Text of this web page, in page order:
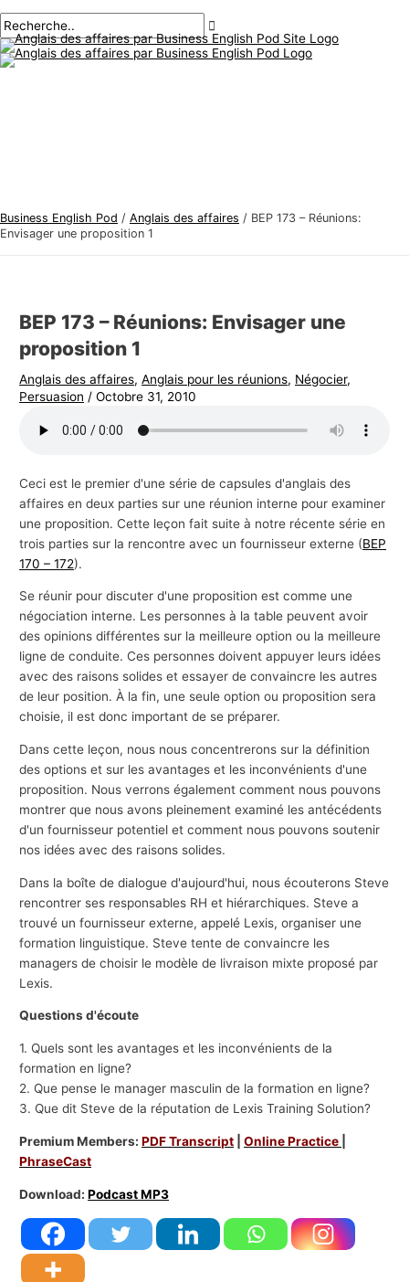
au
contenu
principal
Business English Pod / Anglais des affaires / BEP 173 – Réunions:
Envisager une proposition 1
BEP 173 – Réunions: Envisager une
proposition 1
Anglais des affaires,Anglais pour les réunions, Négocier,
Persuasion /Octobre 31, 2010
Ceci est le premier d'une série de capsules d'anglais des
affaires en deux parties sur une réunion interne pour examiner
une proposition. Cette leçon fait suite à notre récente série en
trois parties sur la rencontre avec un fournisseur externe (BEP
170 – 172).
Se réunir pour discuter d'une proposition est comme une
négociation interne. Les personnes à la table peuvent avoir
des opinions différentes sur la meilleure option ou la meilleure
ligne de conduite. Ces personnes doivent appuyer leurs idées
avec des raisons solides et essayer de convaincre les autres
de leur position. À la fin, une seule option ou proposition sera
choisie, il est donc important de se préparer.
Dans cette leçon, nous nous concentrerons sur la définition
des options et sur les avantages et les inconvénients d'une
proposition. Nous verrons également comment nous pouvons
montrer que nous avons pleinement examiné les antécédents
d'un fournisseur potentiel et comment nous pouvons soutenir
nos idées avec des raisons solides.
Dans la boîte de dialogue d'aujourd'hui, nous écouterons Steve
rencontrer ses responsables RH et hiérarchiques. Steve a
trouvé un fournisseur externe, appelé Lexis, organiser une
formation linguistique. Steve tente de convaincre les
managers de choisir le modèle de livraison mixte proposé par
Lexis.
Questions d'écoute
1. Quels sont les avantages et les inconvénients de la
formation en ligne?
2. Que pense le manager masculin de la formation en ligne?
3. Que dit Steve de la réputation de Lexis Training Solution?
Premium Members:PDF Transcript |Online Practice
PhraseCast
Download:Podcast MP3
des
articles
ici..
mail*
S
u
j
n
i
s
d
e
f
f
a
e
R
e
c
r